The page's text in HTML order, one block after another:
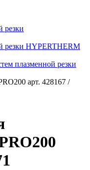
резки
резки HYPERTHERM
плазменной резки
арт. 428167 /